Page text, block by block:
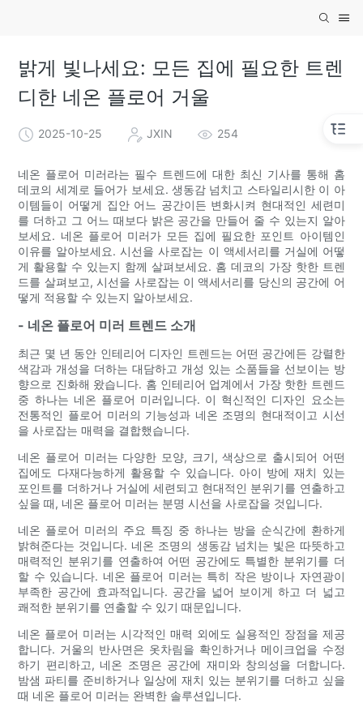
밝게 빛나세요: 모든 집에 필요한 트렌
디한 네온 플로어 거울
2025-10-25 JXIN 254
네온 플로어 미러라는 필수 트렌드에 대한 최신 기사를 통해 홈
데코의 세계로 들어가 보세요. 생동감 넘치고 스타일리시한 이 아
이템들이 어떻게 집안 어느 공간이든 변화시켜 현대적인 세련미
를 더하고 그 어느 때보다 밝은 공간을 만들어 줄 수 있는지 알아
보세요. 네온 플로어 미러가 모든 집에 필요한 포인트 아이템인
이유를 알아보세요. 시선을 사로잡는 이 액세서리를 거실에 어떻
게 활용할 수 있는지 함께 살펴보세요. 홈 데코의 가장 핫한 트렌
드를 살펴보고, 시선을 사로잡는 이 액세서리를 당신의 공간에 어
떻게 적용할 수 있는지 알아보세요.
- 네온 플로어 미러 트렌드 소개
최근 몇 년 동안 인테리어 디자인 트렌드는 어떤 공간에든 강렬한
색감과 개성을 더하는 대담하고 개성 있는 소품들을 선보이는 방
향으로 진화해 왔습니다. 홈 인테리어 업계에서 가장 핫한 트렌드
중 하나는 네온 플로어 미러입니다. 이 혁신적인 디자인 요소는
전통적인 플로어 미러의 기능성과 네온 조명의 현대적이고 시선
을 사로잡는 매력을 결합했습니다.
네온 플로어 미러는 다양한 모양, 크기, 색상으로 출시되어 어떤
집에도 다재다능하게 활용할 수 있습니다. 아이 방에 재치 있는
포인트를 더하거나 거실에 세련되고 현대적인 분위기를 연출하고
싶을 때, 네온 플로어 미러는 분명 시선을 사로잡을 것입니다.
네온 플로어 미러의 주요 특징 중 하나는 방을 순식간에 환하게
밝혀준다는 것입니다. 네온 조명의 생동감 넘치는 빛은 따뜻하고
매력적인 분위기를 연출하여 어떤 공간에도 특별한 분위기를 더
할 수 있습니다. 네온 플로어 미러는 특히 작은 방이나 자연광이
부족한 공간에 효과적입니다. 공간을 넓어 보이게 하고 더 넓고
쾌적한 분위기를 연출할 수 있기 때문입니다.
네온 플로어 미러는 시각적인 매력 외에도 실용적인 장점을 제공
합니다. 거울의 반사면은 옷차림을 확인하거나 메이크업을 수정
하기 편리하고, 네온 조명은 공간에 재미와 창의성을 더합니다.
밤샘 파티를 준비하거나 일상에 재치 있는 분위기를 더하고 싶을
때 네온 플로어 미러는 완벽한 솔루션입니다.